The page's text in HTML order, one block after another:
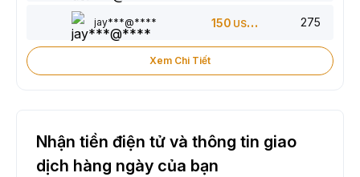
jay***@**** 150 USDT 275
Xem Chi Tiết
Nhận tiền điện tử và thông tin giao
dịch hàng ngày của bạn